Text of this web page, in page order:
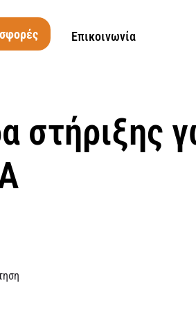
Επικοινωνία
στήριξης